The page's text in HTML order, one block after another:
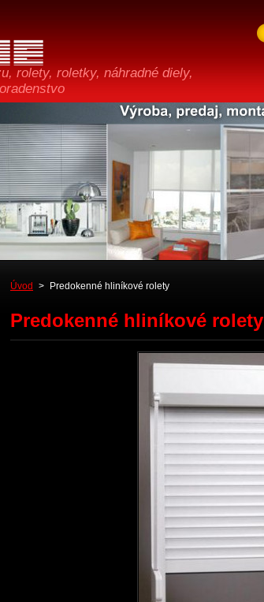
rolety, roletky, náhradné diely,
Úvod > Predokenné hliníkové rolety
Predokenné hliníkové rolety